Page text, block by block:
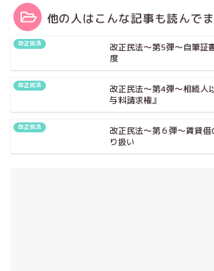
他の人はこんな記事も読んで
改正民法
改正民法～第5弾～自筆証
度
改正民法
改正民法～第4弾～相続人
与料請求権』
改正民法
改正民法～第６弾～賃貸
り扱い